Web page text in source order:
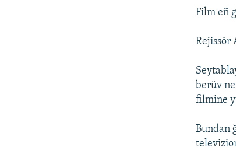
Film eñ
Rejissör
berüv
filmine
Bundan